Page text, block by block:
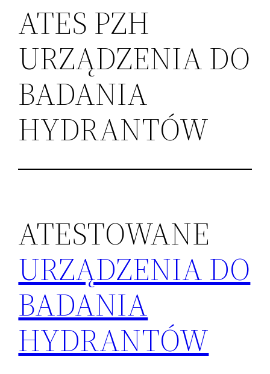
ATES PZH
URZĄDZENIA DO
BADANIA
HYDRANTÓW
ATESTOWANE
URZĄDZENIA DO
BADANIA
HYDRANTÓW